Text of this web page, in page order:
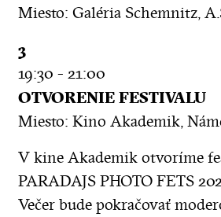
Miesto: Galéria Schemnitz,
3
19:30 - 21:00
OTVORENIE FESTIVALU
Miesto: Kino Akademik,
V kine Akademik otvoríme
PARADAJS PHOTO FETS
Večer bude pokračovať